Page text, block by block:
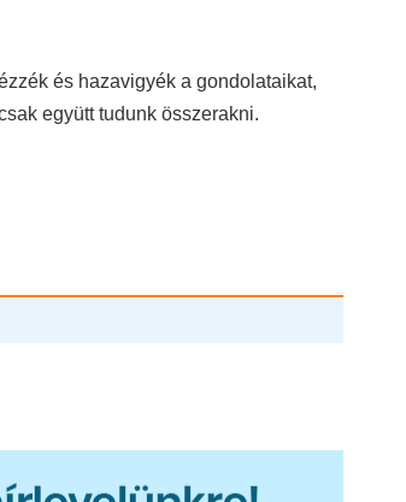
és hazavigyék a gondolataikat,
együtt tudunk összerakni.